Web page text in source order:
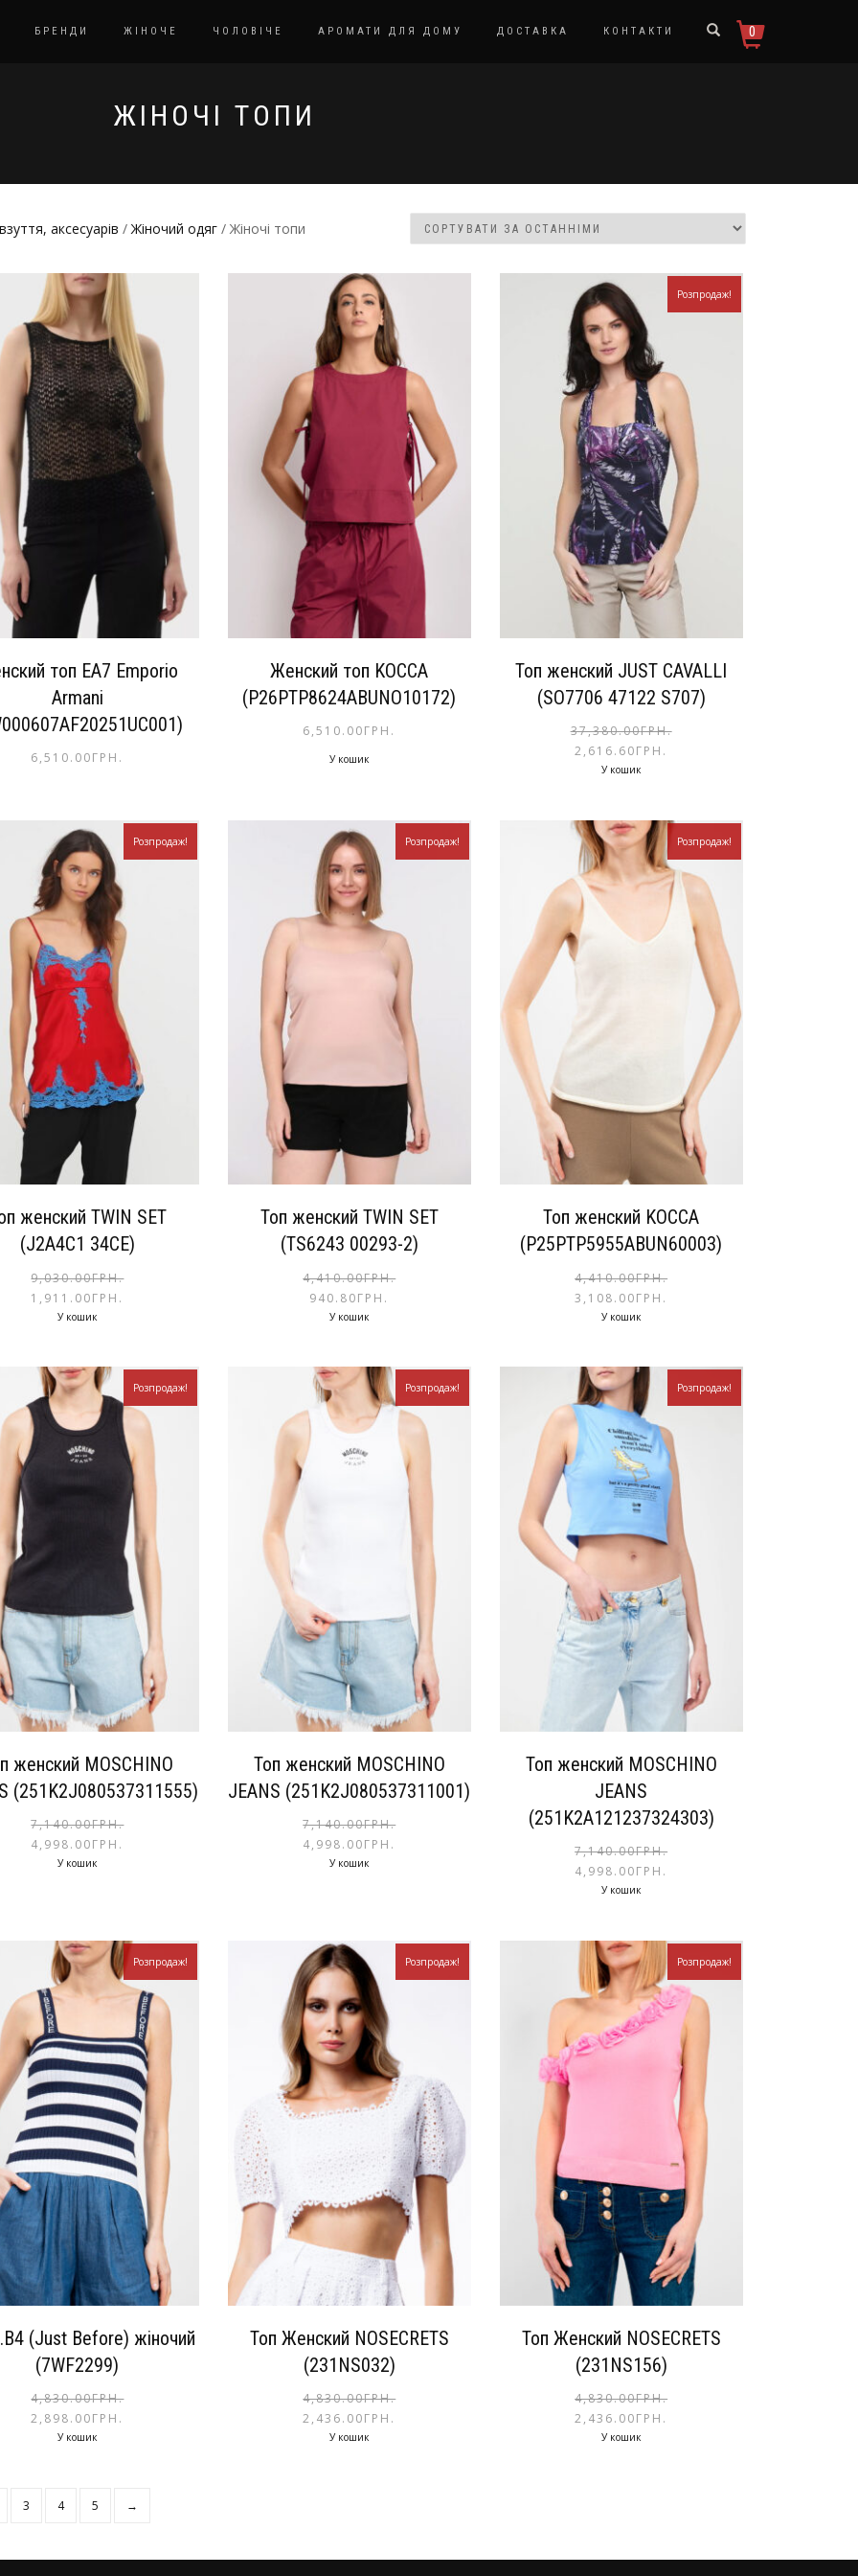
БРЕНДИ ЖІНОЧЕ ЧОЛОВІЧЕ АРОМАТИ ДЛЯ ДОМУ ДОСТАВКА КОНТАКТИ 0
ЖІНОЧІ ТОПИ
аксесуарів /Жіночий одяг / Жіночі топи
топ EA7 Emporio
Armani
6,510.00ГРН.
Женский топ KOCCA
(P26PTP8624ABUNO10172)
6,510.00ГРН.
У кошик
Топ женский JUST CAVALLI
(SO7706 47122 S707)
Розпродаж!
37,380.00ГРН.
2,616.60ГРН.
У кошик
женский TWIN SET
(J2A4C1 34CE)
Розпродаж!
9,030.00ГРН.
1,911.00ГРН.
У кошик
Топ женский TWIN SET
(TS6243 00293-2)
Розпродаж!
4,410.00ГРН.
940.80ГРН.
У кошик
Топ женский KOCCA
(P25PTP5955ABUN60003)
Розпродаж!
4,410.00ГРН.
3,108.00ГРН.
У кошик
женский MOSCHINO
(251K2J080537311555)
Розпродаж!
7,140.00ГРН.
4,998.00ГРН.
У кошик
Топ женский MOSCHINO
JEANS (251K2J080537311001)
Розпродаж!
7,140.00ГРН.
4,998.00ГРН.
У кошик
Топ женский MOSCHINO
JEANS
(251K2A121237324303)
Розпродаж!
7,140.00ГРН.
4,998.00ГРН.
У кошик
(Just Before) жіночий
(7WF2299)
Розпродаж!
4,830.00ГРН.
2,898.00ГРН.
У кошик
Топ Женский NOSECRETS
(231NS032)
Розпродаж!
4,830.00ГРН.
2,436.00ГРН.
У кошик
Топ Женский NOSECRETS
(231NS156)
Розпродаж!
4,830.00ГРН.
2,436.00ГРН.
У кошик
3 4 5 →